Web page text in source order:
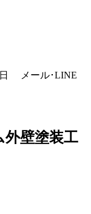
日
メール･LINE
外壁塗装工